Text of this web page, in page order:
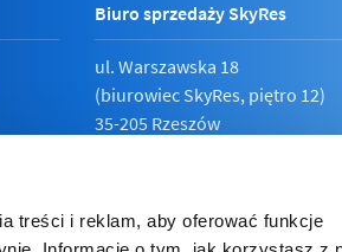
treści i reklam, aby oferować funkcje
Biuro sprzedaży SkyRes
ul. Warszawska 18
(biurowiec SkyRes, piętro 12)
35-205 Rzeszów